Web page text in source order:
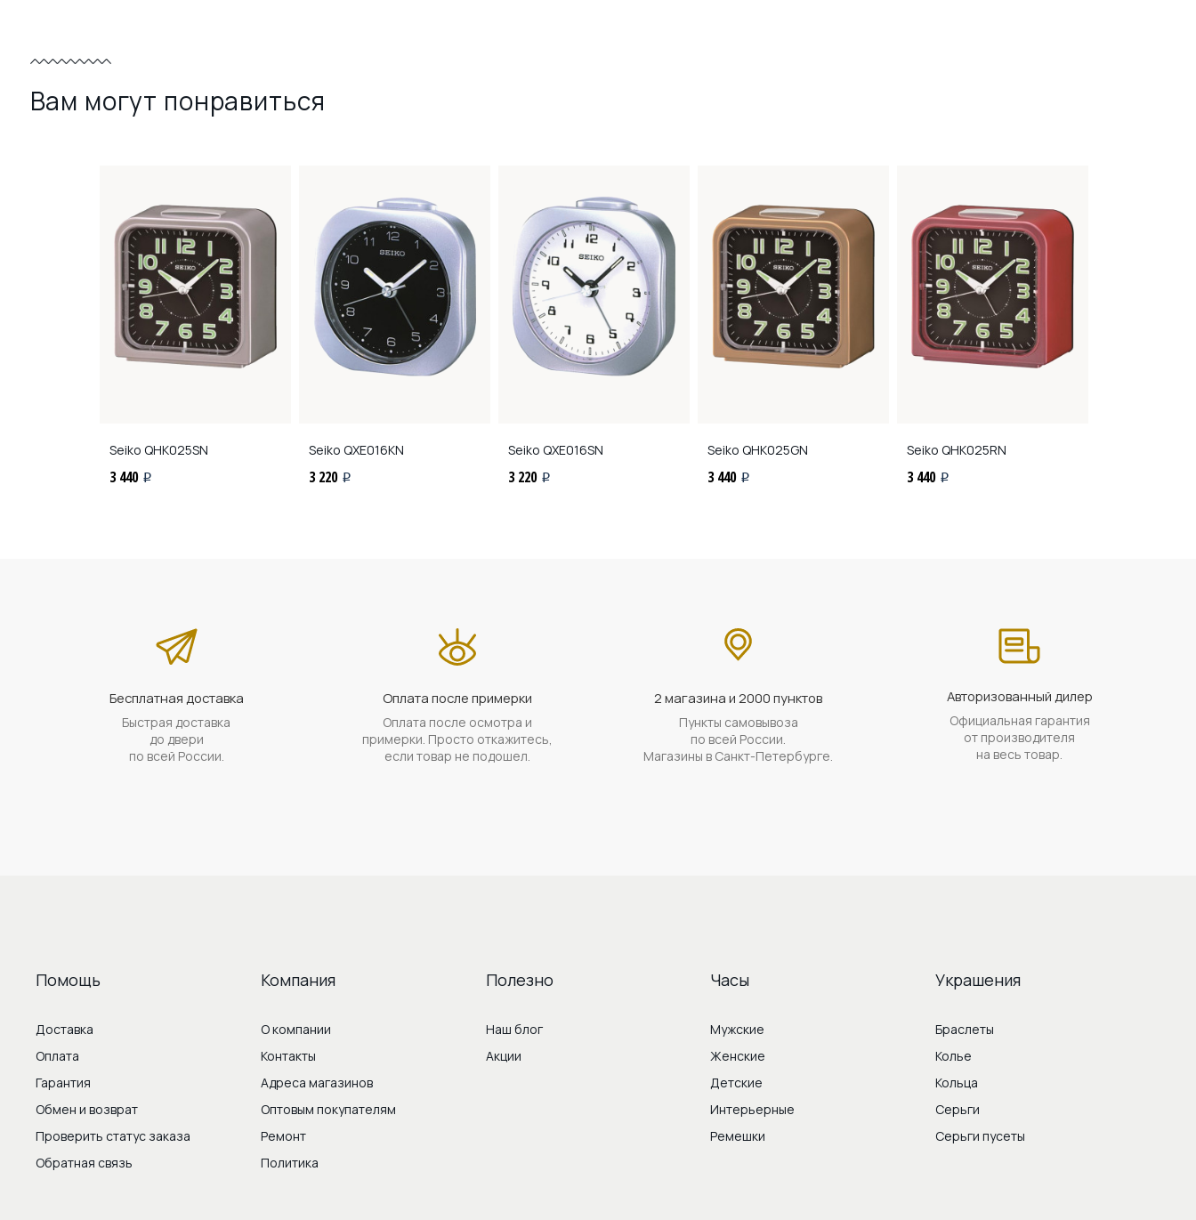
Вам могут понравиться
Seiko QHK025SN
3 440 i
Seiko QXE016KN
3 220 i
Seiko QXE016SN
3 220 i
Seiko QHK025GN
3 440 i
Seiko QHK025RN
3 440 i
Бесплатная доставка
Быстрая доставка
до двери
по всей России.
Оплата после примерки
Оплата после осмотра и
примерки. Просто откажитесь,
если товар не подошел.
2 магазина и 2000 пунктов
Пункты самовывоза
по всей России.
Магазины в Санкт-Петербурге.
Авторизованный дилер
Официальная гарантия
от производителя
на весь товар.
Помощь
Доставка
Оплата
Гарантия
Обмен и возврат
Проверить статус заказа
Обратная связь
Компания
О компании
Контакты
Адреса магазинов
Оптовым покупателям
Ремонт
Политика
Полезно
Наш блог
Акции
Часы
Мужские
Женские
Детские
Интерьерные
Ремешки
Украшения
Браслеты
Колье
Кольца
Серьги
Серьги пусеты